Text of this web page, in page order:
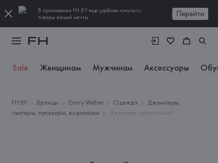
В приложении FH.BY еще удобнее покупать
товары вашей мечты
Перейти
Sale Женщинам Мужчинам Аксессуары
FH.BY Бренды Gerry Weber Одежда
Джемперы,
свитеры, пуловеры, водолазки
Джемпер однотонный